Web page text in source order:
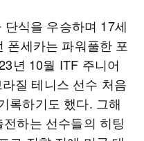
식을 우승하며 17세
폰세카는 파워풀한 포
년 10월 ITF 주니어
질 테니스 선수 처음
록하기도 했다. 그해
하는 선수들의 히팅